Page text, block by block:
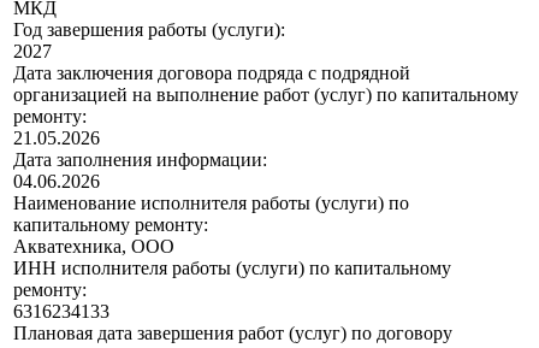
МКД
Год завершения работы (услуги):
2027
Дата заключения договора подряда с подрядной
организацией на выполнение работ (услуг) по капитальному
ремонту:
21.05.2026
Дата заполнения информации:
04.06.2026
Наименование исполнителя работы (услуги) по
капитальному ремонту:
Акватехника, ООО
ИНН исполнителя работы (услуги) по капитальному
ремонту:
6316234133
Плановая дата завершения работ (услуг) по договору